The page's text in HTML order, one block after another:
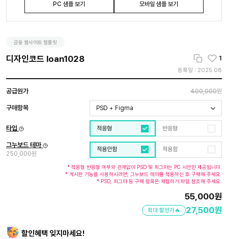
PC 샘플 보기 모바일 샘플 보기
금융 웹사이트 템플릿
디자인코드 loan1028 1
등록일 : 2025.08
공급원가 400,000원
구매항목 PSD + Figma
타입 적응형 반응형
그누보드 테마
250,000원
적용안함 적용함
* 적응형·반응형 여부와 관계없이 PSD 및 피그마는 PC 시안만 제공됩니다.
* 게시판 기능을 사용하시려면, 그누보드 테마를 적용하신 후 구매해 주세요.
* PSD, 피그마 등 구매 항목은 체험하기 파일 참조해 주세요.
55,000원
최대 할인가🔥 27,500원
할인혜택 잊지마세요!